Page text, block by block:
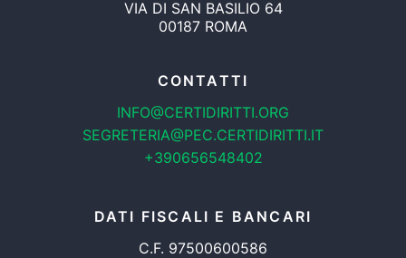
VIA DI SAN BASILIO 64
00187 ROMA
CONTATTI
INFO@CERTIDIRITTI.ORG
SEGRETERIA@PEC.CERTIDIRITTI.IT
+390656548402
DATI FISCALI E BANCARI
C.F. 97500600586